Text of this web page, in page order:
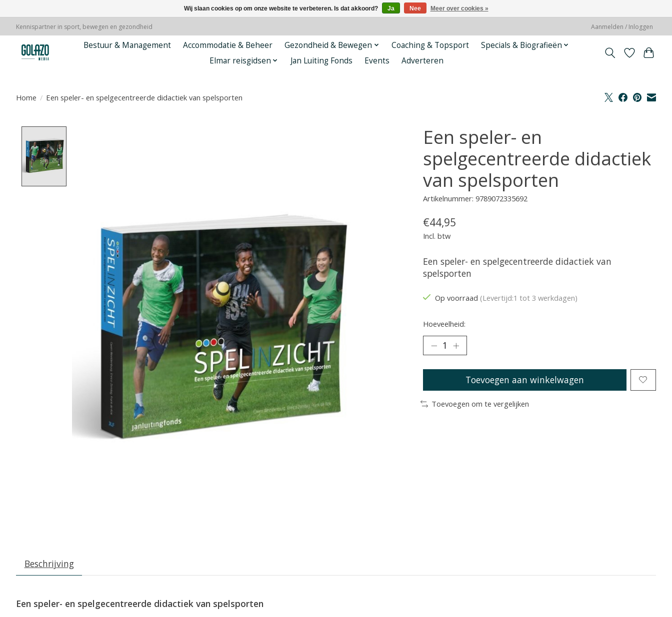
Kennispartner in sport, bewegen en gezondheid Aanmelden / Inloggen
Bestuur & Management Accommodatie & Beheer Gezondheid & Bewegen Coaching & Topsport
Specials & Biografieën
Elmar reisgidsen
Jan Luiting Fonds Events Adverteren
Home / Een speler- en spelgecentreerde didactiek van spelsporten
Een speler- en
spelgecentreerde didactiek
van spelsporten
Artikelnummer: 9789072335692
€44,95
Incl. btw
Een speler- en spelgecentreerde didactiek van
spelsporten
Op voorraad (Levertijd:1 tot 3 werkdagen)
Hoeveelheid:
Toevoegen aan winkelwagen
Toevoegen om te vergelijken
Beschrijving
Een speler- en spelgecentreerde didactiek van spelsporten
Wij slaan cookies op om onze website te verbeteren. Is dat akkoord? Ja Nee Meer over cookies »